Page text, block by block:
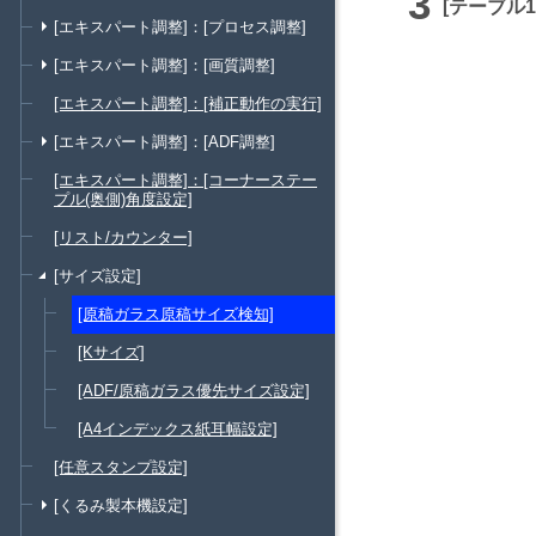
[エキスパート調整]：[プロセス調整]
[エキスパート調整]：[画質調整]
[エキスパート調整]：[補正動作の実行]
[エキスパート調整]：[ADF調整]
[エキスパート調整]：[コーナーステー
プル(奥側)角度設定]
[リスト/カウンター]
[サイズ設定]
[原稿ガラス原稿サイズ検知]
[Kサイズ]
[ADF/原稿ガラス優先サイズ設定]
[A4インデックス紙耳幅設定]
[任意スタンプ設定]
[くるみ製本機設定]
テーブル1